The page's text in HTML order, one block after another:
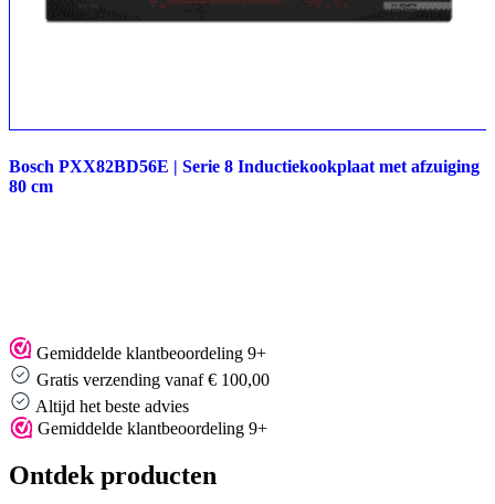
Bosch PXX82BD56E | Serie 8 Inductiekookplaat met afzuiging
80 cm
Gemiddelde klantbeoordeling 9+
Gratis verzending vanaf € 100,00
Altijd het beste advies
Gemiddelde klantbeoordeling 9+
Ontdek producten